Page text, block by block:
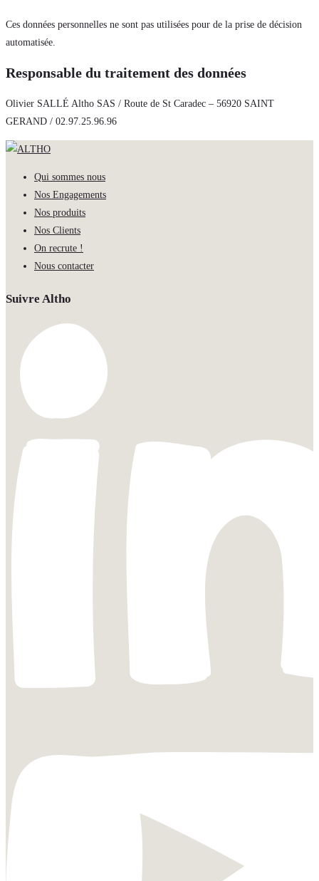
Ces données personnelles ne sont pas utilisées pour de la prise de décision
automatisée.
Responsable du traitement des données
Olivier SALLÉ Altho SAS / Route de St Caradec – 56920 SAINT
GERAND / 02.97.25.96.96
Qui sommes nous
Nos Engagements
Nos produits
Nos Clients
On recrute !
Nous contacter
Suivre Altho